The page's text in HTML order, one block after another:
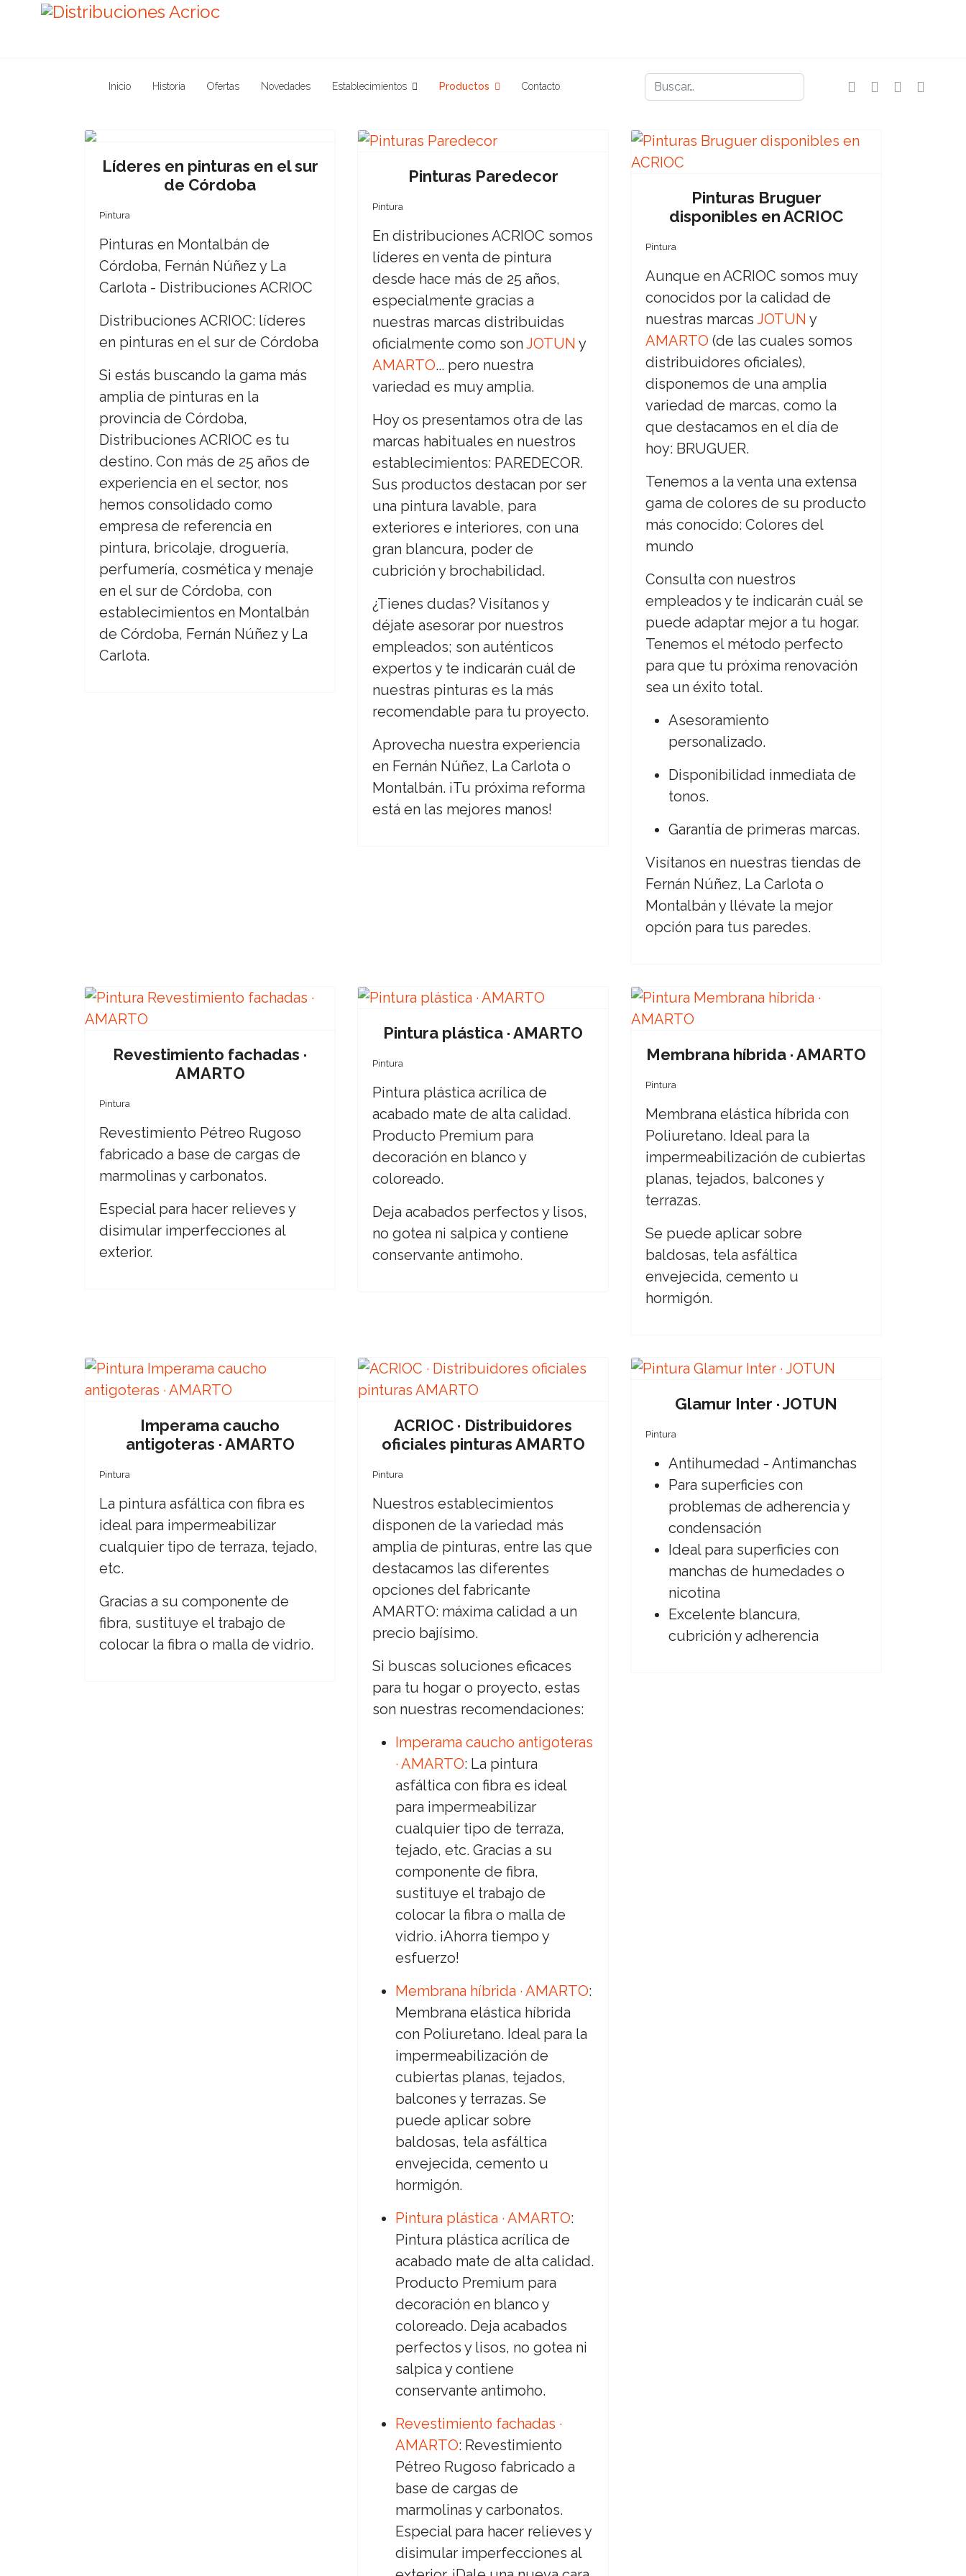
Inicio Historia Ofertas Novedades Establecimientos Productos Contacto Buscar
Líderes en pinturas en el sur
de Córdoba
Pintura
Pinturas en Montalbán de
Córdoba, Fernán Núñez y La
Carlota - Distribuciones ACRIOC
Distribuciones ACRIOC: líderes
en pinturas en el sur de Córdoba
Si estás buscando la gama más
amplia de pinturas en la
provincia de Córdoba,
Distribuciones ACRIOC es tu
destino. Con más de 25 años de
experiencia en el sector, nos
hemos consolidado como
empresa de referencia en
pintura, bricolaje, droguería,
perfumería, cosmética y menaje
en el sur de Córdoba, con
establecimientos en Montalbán
de Córdoba, Fernán Núñez y La
Carlota.
Pinturas Paredecor
Pintura
En distribuciones ACRIOC somos
líderes en venta de pintura
desde hace más de 25 años,
especialmente gracias a
nuestras marcas distribuidas
oficialmente como son JOTUN y
AMARTO... pero nuestra
variedad es muy amplia.
Hoy os presentamos otra de las
marcas habituales en nuestros
establecimientos: PAREDECOR.
Sus productos destacan por ser
una pintura lavable, para
exteriores e interiores, con una
gran blancura, poder de
cubrición y brochabilidad.
¿Tienes dudas? Visítanos y
déjate asesorar por nuestros
empleados; son auténticos
expertos y te indicarán cuál de
nuestras pinturas es la más
recomendable para tu proyecto.
Aprovecha nuestra experiencia
en Fernán Núñez, La Carlota o
Montalbán. ¡Tu próxima reforma
está en las mejores manos!
Pinturas Bruguer
disponibles en ACRIOC
Pintura
Aunque en ACRIOC somos muy
conocidos por la calidad de
nuestras marcas JOTUN y
AMARTO (de las cuales somos
distribuidores oficiales),
disponemos de una amplia
variedad de marcas, como la
que destacamos en el día de
hoy: BRUGUER.
Tenemos a la venta una extensa
gama de colores de su producto
más conocido: Colores del
mundo
Consulta con nuestros
empleados y te indicarán cuál se
puede adaptar mejor a tu hogar.
Tenemos el método perfecto
para que tu próxima renovación
sea un éxito total.
Asesoramiento
personalizado.
Disponibilidad inmediata de
tonos.
Garantía de primeras marcas.
Visítanos en nuestras tiendas de
Fernán Núñez, La Carlota o
Montalbán y llévate la mejor
opción para tus paredes.
Revestimiento fachadas ·
AMARTO
Pintura
Revestimiento Pétreo Rugoso
fabricado a base de cargas de
marmolinas y carbonatos.
Especial para hacer relieves y
disimular imperfecciones al
exterior.
Pintura plástica · AMARTO
Pintura
Pintura plástica acrílica de
acabado mate de alta calidad.
Producto Premium para
decoración en blanco y
coloreado.
Deja acabados perfectos y lisos,
no gotea ni salpica y contiene
conservante antimoho.
Membrana híbrida · AMARTO
Pintura
Membrana elástica híbrida con
Poliuretano. Ideal para la
impermeabilización de cubiertas
planas, tejados, balcones y
terrazas.
Se puede aplicar sobre
baldosas, tela asfáltica
envejecida, cemento u
hormigón.
Imperama caucho
antigoteras · AMARTO
Pintura
La pintura asfáltica con fibra es
ideal para impermeabilizar
cualquier tipo de terraza, tejado,
etc.
Gracias a su componente de
fibra, sustituye el trabajo de
colocar la fibra o malla de vidrio.
ACRIOC · Distribuidores
oficiales pinturas AMARTO
Pintura
Nuestros establecimientos
disponen de la variedad más
amplia de pinturas, entre las que
destacamos las diferentes
opciones del fabricante
AMARTO: máxima calidad a un
precio bajísimo.
Si buscas soluciones eficaces
para tu hogar o proyecto, estas
son nuestras recomendaciones:
Imperama caucho antigoteras
· AMARTO: La pintura
asfáltica con fibra es ideal
para impermeabilizar
cualquier tipo de terraza,
tejado, etc. Gracias a su
componente de fibra,
sustituye el trabajo de
colocar la fibra o malla de
vidrio. ¡Ahorra tiempo y
esfuerzo!
Membrana híbrida · AMARTO:
Membrana elástica híbrida
con Poliuretano. Ideal para la
impermeabilización de
cubiertas planas, tejados,
balcones y terrazas. Se
puede aplicar sobre
baldosas, tela asfáltica
envejecida, cemento u
hormigón.
Pintura plástica · AMARTO:
Pintura plástica acrílica de
acabado mate de alta calidad.
Producto Premium para
decoración en blanco y
coloreado. Deja acabados
perfectos y lisos, no gotea ni
salpica y contiene
conservante antimoho.
Revestimiento fachadas ·
AMARTO: Revestimiento
Pétreo Rugoso fabricado a
base de cargas de
marmolinas y carbonatos.
Especial para hacer relieves y
disimular imperfecciones al
Glamur Inter · JOTUN
Pintura
Antihumedad - Antimanchas
Para superficies con
problemas de adherencia y
condensación
Ideal para superficies con
manchas de humedades o
nicotina
Excelente blancura,
cubrición y adherencia